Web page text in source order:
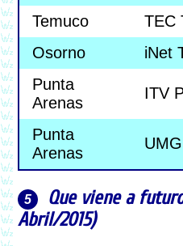
Temuco TEC
Osorno
iNet
Punta
Arenas
ITV
Punta
Arenas
Que viene a
Abril/2015)